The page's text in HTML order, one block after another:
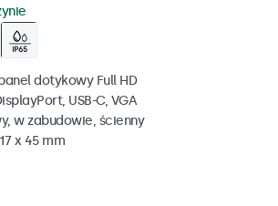
dotykowy Full HD
USB-C, VGA
w zabudowie, ścienny
x 45 mm